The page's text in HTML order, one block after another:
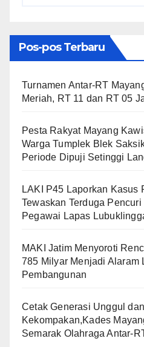
Pos-pos Terbaru
Turnamen Antar-RT
Meriah, RT 11 dan RT 05
​Pesta Rakyat Mayang
Warga Tumplek Blek
Periode Dipuji Setinggi
LAKI P45 Laporkan Kasus
Tewaskan Terduga
Pegawai Lapas
MAKI Jatim Menyoroti
785 Milyar Menjadi Alaram
Pembangunan
Cetak Generasi Unggul
Kekompakan,Kades
Semarak Olahraga Antar-